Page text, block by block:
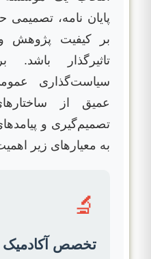
پایان نامه،
بر کیفیت پژوهش
تاثیرگذار باشد.
سیاست‌گذاری
عمیق از
تصمیم‌گیری و
به معیارهای زیر
🔬
تخصص آکادمیک